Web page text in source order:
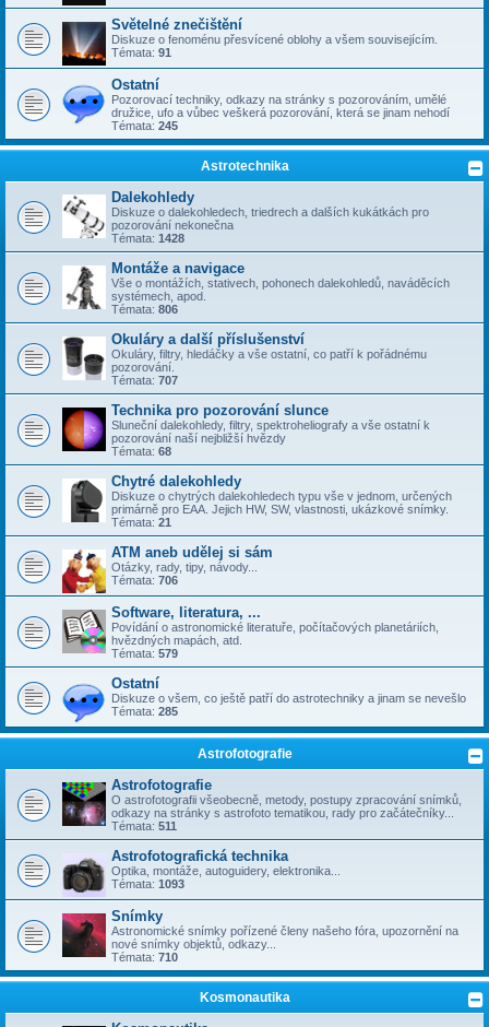
Světelné znečištění
Diskuze o fenoménu přesvícené oblohy a všem souvisejícím.
Témata: 91
Ostatní
Pozorovací techniky, odkazy na stránky s pozorováním, umělé
družice, ufo a vůbec veškerá pozorování, která se jinam nehodí
Témata: 245
Astrotechnika
Dalekohledy
Diskuze o dalekohledech, triedrech a dalších kukátkách pro
pozorování nekonečna
Témata: 1428
Montáže a navigace
Vše o montážích, stativech, pohonech dalekohledů, naváděcích
systémech, apod.
Témata: 806
Okuláry a další příslušenství
Okuláry, filtry, hledáčky a vše ostatní, co patří k pořádnému
pozorování.
Témata: 707
Technika pro pozorování slunce
Sluneční dalekohledy, filtry, spektroheliografy a vše ostatní k
pozorování naší nejbližší hvězdy
Témata: 68
Chytré dalekohledy
Diskuze o chytrých dalekohledech typu vše v jednom, určených
primárně pro EAA. Jejich HW, SW, vlastnosti, ukázkové snímky.
Témata: 21
ATM aneb udělej si sám
Otázky, rady, tipy, návody...
Témata: 706
Software, literatura, ...
Povídání o astronomické literatuře, počítačových planetáriích,
hvězdných mapách, atd.
Témata: 579
Ostatní
Diskuze o všem, co ještě patří do astrotechniky a jinam se nevešlo
Témata: 285
Astrofotografie
Astrofotografie
O astrofotografii všeobecně, metody, postupy zpracování snímků,
odkazy na stránky s astrofoto tematikou, rady pro začátečníky...
Témata: 511
Astrofotografická technika
Optika, montáže, autoguidery, elektronika...
Témata: 1093
Snímky
Astronomické snímky pořízené členy našeho fóra, upozornění na
nové snímky objektů, odkazy...
Témata: 710
Kosmonautika